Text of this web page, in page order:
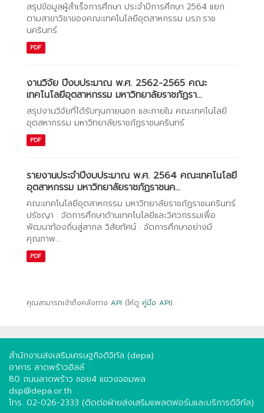
สรุปข้อมูลผู้สำเร็จการศึกษา ประจำปีการศึกษา 2564 แยก
ตามสาขาวิชาของคณะเทคโนโลยีอุตสาหกรรม มรภ.ราช
นครินทร์
PDF
งานวิจัย ปีงบประมาณ พ.ศ. 2562-2565 คณะ
เทคโนโลยีอุตสาหกรรม มหาวิทยาลัยราชภัฏรา...
สรุปงานวิจัยที่ได้รับทุนภายนอก และภายใน คณะเทคโนโลยี
อุตสหากรรม มหาวิทยาลัยราชภัฏราชนครินทร์
PDF
รายงานประจำปีงบประมาณ พ.ศ. 2564 คณะเทคโนโลยี
อุตสาหกรรม มหาวิทยาลัยราชภัฏราชนค...
คณะเทคโนโลยีอุตสาหกรรม มหาวิทยาลัยราชภัฏราชนครินทร์
ปรัชญา : จัดการศึกษาด้านเทคโนโลยีและวิศวกรรมเพื่อ
พัฒนาท้องถิ่นสู่สากล วิสัยทัศน์ : จัดการศึกษาอย่างมี
คุณภาพ...
PDF
คุณสามารถเข้าถึงคลังทาง API (ให้ดู คู่มือ API).
สำนักงานส่งเสริมเศรษฐกิจดิจิทัล (depa)
อาคาร ลาดพร้าวฮิลล์
80 ถนนลาดพร้าว ซอย4 แขวงจอมพล
dsp@depa.or.th
โทร. 02-026-2333 (ติดต่อฝ่ายส่งเสริมแพลตฟอร์มและบริการดิจิทัล)